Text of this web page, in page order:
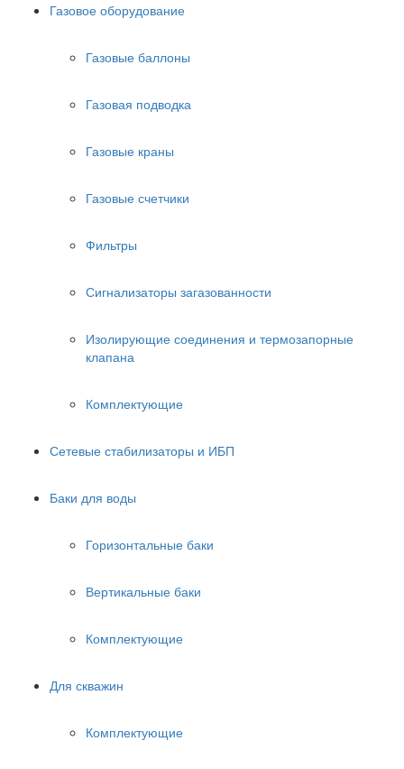
Газовое оборудование
Газовые баллоны
Газовая подводка
Газовые краны
Газовые счетчики
Фильтры
Сигнализаторы загазованности
Изолирующие соединения и термозапорные
клапана
Комплектующие
Сетевые стабилизаторы и ИБП
Баки для воды
Горизонтальные баки
Вертикальные баки
Комплектующие
Для скважин
Комплектующие